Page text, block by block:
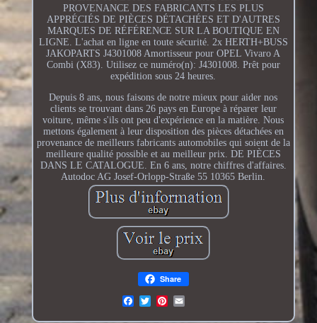
PROVENANCE DES FABRICANTS LES PLUS
APPRÉCIÉS DE PIÈCES DÉTACHÉES ET D'AUTRES
MARQUES DE RÉFÉRENCE SUR LA BOUTIQUE EN
LIGNE. L'achat en ligne en toute sécurité. 2x HERTH+BUSS
JAKOPARTS J4301008 Amortisseur pour OPEL Vivaro A
Combi (X83). Utilisez ce numéro(n): J4301008. Prêt pour
expédition sous 24 heures.
Depuis 8 ans, nous faisons de notre mieux pour aider nos
clients se trouvant dans 26 pays en Europe à réparer leur
voiture, même s'ils ont peu d'expérience en la matière. Nous
mettons également à leur disposition des pièces détachées en
provenance de meilleurs fabricants automobiles qui soient de la
meilleure qualité possible et au meilleur prix. DE PIÈCES
DANS LE CATALOGUE. En 6 ans, notre chiffres d'affaires.
Autodoc AG Josef-Orlopp-Straße 55 10365 Berlin.
Share